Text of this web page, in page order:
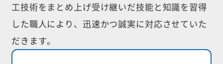
工技術をまとめ上げ受け継いだ技能と知識を習得
した職人により、迅速かつ誠実に対応させていた
だきます。